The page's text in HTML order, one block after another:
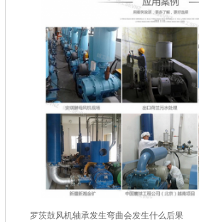
罗茨鼓风机轴承发生弯曲会发生什么后果